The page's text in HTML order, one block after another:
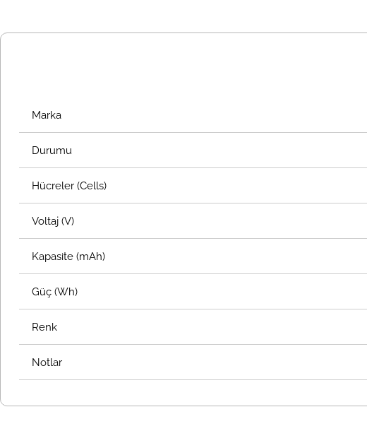
Marka
Durumu
Hücreler (Cells)
Voltaj (V)
Kapasite (mAh)
Güç (Wh)
Renk
Notlar